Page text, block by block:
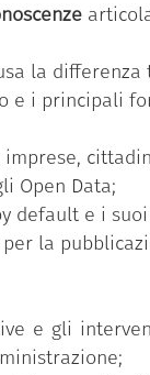
elevato
la
e i principali
Open Data;
default e i
la
e gli